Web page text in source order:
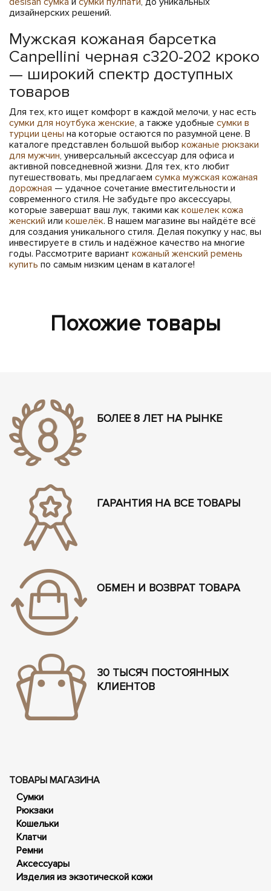
дизайнерских решений.
Мужская кожаная барсетка
Canpellini черная c320-202 кроко
— широкий спектр доступных
товаров
Для тех, кто ищет комфорт в каждой мелочи, у нас есть
сумки для ноутбука женские, а также удобные сумки в
турции цены на которые остаются по разумной цене. В
каталоге представлен большой выбор кожаные рюкзаки
для мужчин, универсальный аксессуар для офиса и
активной повседневной жизни. Для тех, кто любит
путешествовать, мы предлагаем сумка мужская кожаная
дорожная — удачное сочетание вместительности и
современного стиля. Не забудьте про аксессуары,
которые завершат ваш лук, такими как кошелек кожа
женский или кошелëк. В нашем магазине вы найдёте всё
для создания уникального стиля. Делая покупку у нас, вы
инвестируете в стиль и надёжное качество на многие
годы. Рассмотрите вариант кожаный женский ремень
купить по самым низким ценам в каталоге!
Похожие товары
БОЛЕЕ 8 ЛЕТ НА РЫНКЕ
ГАРАНТИЯ НА ВСЕ ТОВАРЫ
ОБМЕН И ВОЗВРАТ ТОВАРА
30 ТЫСЯЧ ПОСТОЯННЫХ
КЛИЕНТОВ
ТОВАРЫ МАГАЗИНА
Сумки
Рюкзаки
Кошельки
Клатчи
Ремни
Аксессуары
Изделия из экзотической кожи